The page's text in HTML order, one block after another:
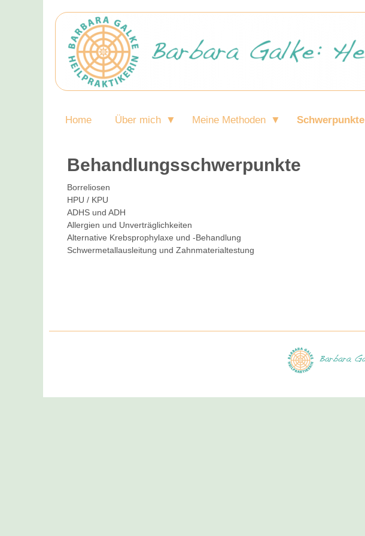
Home Über mich Meine Methoden Schwerpunkte
Behandlungsschwerpunkte
Borreliosen
HPU / KPU
ADHS und ADH
Allergien und Unverträglichkeiten
Alternative Krebsprophylaxe und -Behandlung
Schwermetallausleitung und Zahnmaterialtestung